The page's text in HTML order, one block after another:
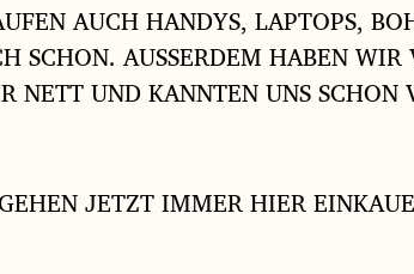
AUCH HANDYS, LAPTOPS,
SCHON. AUSSERDEM HABEN
NETT UND KANNTEN UNS
JETZT IMMER HIER